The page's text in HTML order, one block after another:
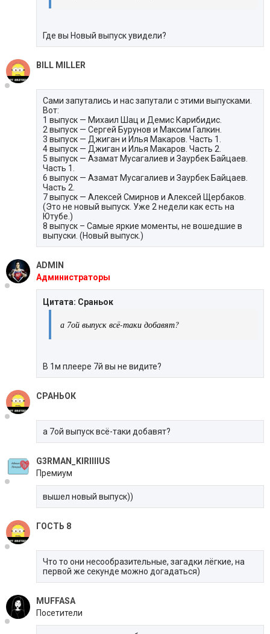
Где вы Новый выпуск увидели?
BILL MILLER
Сами запутались и нас запутали с этими выпусками.
Вот:
1 выпуск — Михаил Шац и Демис Карибидис.
2 выпуск — Сергей Бурунов и Максим Галкин.
3 выпуск — Джиган и Илья Макаров. Часть 1.
4 выпуск — Джиган и Илья Макаров. Часть 2.
5 выпуск — Азамат Мусагалиев и Заурбек Байцаев.
Часть 1.
6 выпуск — Азамат Мусагалиев и Заурбек Байцаев.
Часть 2.
7 выпуск — Алексей Смирнов и Алексей Щербаков.
(Это не новый выпуск. Уже 2 недели как есть на
Ютубе.)
8 выпуск – Самые яркие моменты, не вошедшие в
выпуски. (Новый выпуск.)
ADMIN
Администраторы
Цитата: Сраньок
а 7ой выпуск всё-таки добавят?
В 1м плеере 7й вы не видите?
СРАНЬОК
а 7ой выпуск всё-таки добавят?
G3RMAN_KIRIIIIUS
Премиум
вышел новый выпуск))
ГОСТЬ 8
Что то они несообразительные, загадки лёгкие, на
первой же секунде можно догадаться)
MUFFASA
Посетители